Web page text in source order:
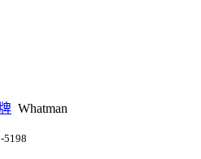
Whatman
5198